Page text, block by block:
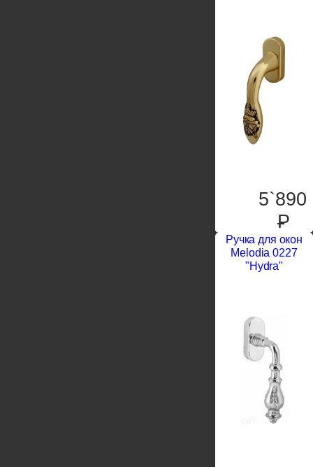
5`890
P
Ручка для окон
Melodia 0227
"Hydra"